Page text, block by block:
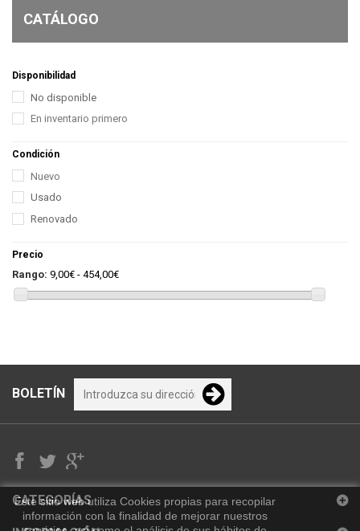
CATÁLOGO
Disponibilidad
No disponible
En inventario primero
Condición
Nuevo
Usado
Renovado
Precio
Rango: 9,00€ - 454,00€
BOLETÍN
CATEGORÍAS
Este sitio web utiliza Cookies propias para recopilar
información con la finalidad de mejorar nuestros